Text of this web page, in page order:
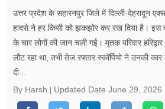
गैलरी
वीडियो
रिलेशनशिप
जीवन मंत्रा
उत्तर प्रदेश के सहारनपुर जिले में दिल्ली-देहरादून
हादसे ने हर किसी को झकझोर कर रख दिया है। इस
के चार लोगों की जान चली गई। मृतक परिवार
लौट रहा था, तभी तेज रफ्तार स्कॉर्पियो ने उनकी
दी...
By Harsh
Updated Date June 29, 2026